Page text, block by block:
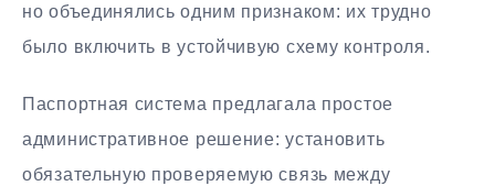
но объединялись одним признаком: их трудно
было включить в устойчивую схему контроля.
Паспортная система предлагала простое
административное решение: установить
обязательную проверяемую связь между